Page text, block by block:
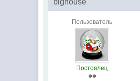
Пользователь
Постоялец